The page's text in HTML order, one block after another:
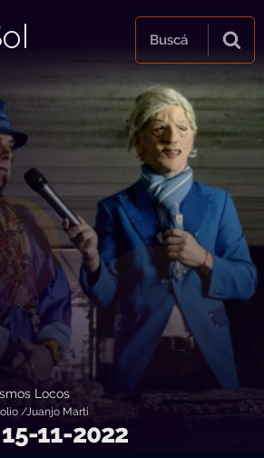
Buscá
Locos
/Juanjo Marti
11-2022